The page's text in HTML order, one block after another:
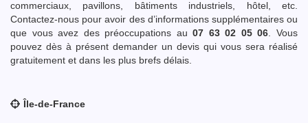
commerciaux, pavillons, bâtiments industriels, hôtel, etc.
Contactez-nous pour avoir des d’informations supplémentaires ou
que vous avez des préoccupations au07 63 02 05 06 . Vous
pouvez dès à présent demander un devis qui vous sera réalisé
gratuitement et dans les plus brefs délais.
Île-de-France